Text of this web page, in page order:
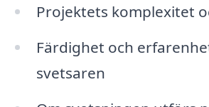
Projektets komplexitet
Färdighet och
svetsaren